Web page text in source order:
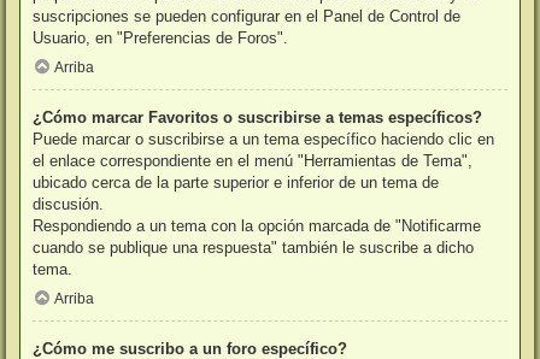
suscripciones se pueden configurar en el Panel de Control de
Usuario, en "Preferencias de Foros".
Arriba
¿Cómo marcar Favoritos o suscribirse a temas específicos?
Puede marcar o suscribirse a un tema específico haciendo clic en
el enlace correspondiente en el menú "Herramientas de Tema",
ubicado cerca de la parte superior e inferior de un tema de
discusión.
Respondiendo a un tema con la opción marcada de "Notificarme
cuando se publique una respuesta" también le suscribe a dicho
tema.
Arriba
¿Cómo me suscribo a un foro específico?